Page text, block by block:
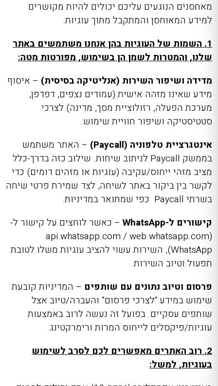
מאחסנים הנוגעים עליכם יכולים להיות מקושרים
למידע המאוחסן והמתקבל מתוך עוגיות.
1. השמות של העוגיות בהן אנחנו משתמשים באתר
שלנו, והמטרות לשמן הן בשימוש, מפורטות מטה:
מדידה ושיפור השירות (אנליטיקה בסיסית) – איסוף
מידע שאינו מזהה אישית (עמודים נצפים, דפדפן,
מערכת הפעלה, רזולוציית מסך, מדינה) לצרכי
סטטיסטיקה ושיפור חוויית שימוש.
אינטגרציית טלפוניה (Paycall)
– האתר משתמש
בממשק Paycall לניתוב שיחות. שילוב כזה בדרך-כלל
מציב מזהי ייחוס/עקיבה (עוגיות או מזהים דומים) כדי
לקשר בין ביקור באתר לשיחה, לצד שמירת פרטי שיחה
בשרתי Paycall כפי שמתואר במדיניות.
קישורים ל-WhatsApp
– כאשר לוחצים על קישור ל-
api.whatsapp.com / web.whatsapp.com)
WhatsApp), השירות עשוי להציב עוגיות משלו לטובת
תפעול וטיוב השירות.
פרסום וטיוב נתונים עם שותפים – המדיניות קובעת
שימוש במידע “לצרכי פרסום” והעברה/טיוב אצל
שותפים עסקיים. בפועל זה נעשה לרוב באמצעות
עוגיות/פיקסלים לייחוס המרות ורימרקטינג.
2. רוב האתרים מאפשרים לכם לסרב לשימוש
בעוגיות, למשל: